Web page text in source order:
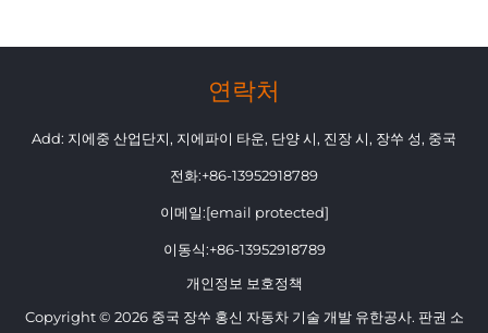
연락처
Add: 지에중 산업단지, 지에파이 타운, 단양 시, 진장 시, 장쑤 성, 중국
전화:+86-13952918789
이메일:[email protected]
이동식:+86-13952918789
개인정보 보호정책
Copyright © 2026 중국 장쑤 홍신 자동차 기술 개발 유한공사. 판권 소